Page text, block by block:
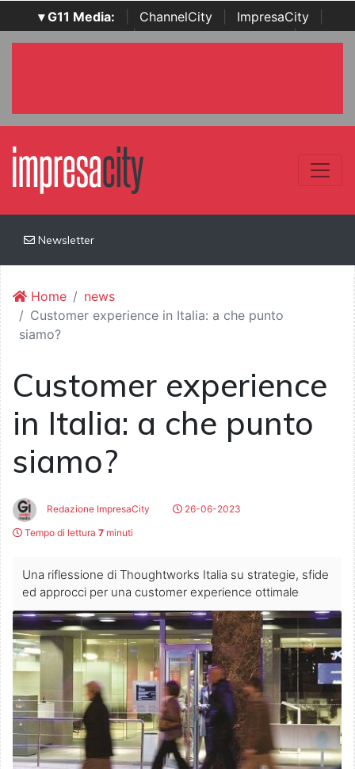
▾ G11 Media: ChannelCity ImpresaCity
SecurityOpenLab | Italian Channel Awards | Italian
Newsletter
Home
news
Customer experience in Italia: a che punto
siamo?
Customer experience
in Italia: a che punto
siamo?
Redazione ImpresaCity
26-06-2023
Tempo di lettura 7 minuti
Una riflessione di Thoughtworks Italia su strategie, sfide
ed approcci per una customer experience ottimale